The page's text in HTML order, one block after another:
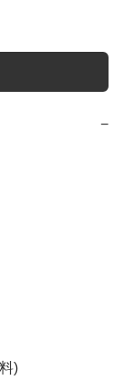
−
)